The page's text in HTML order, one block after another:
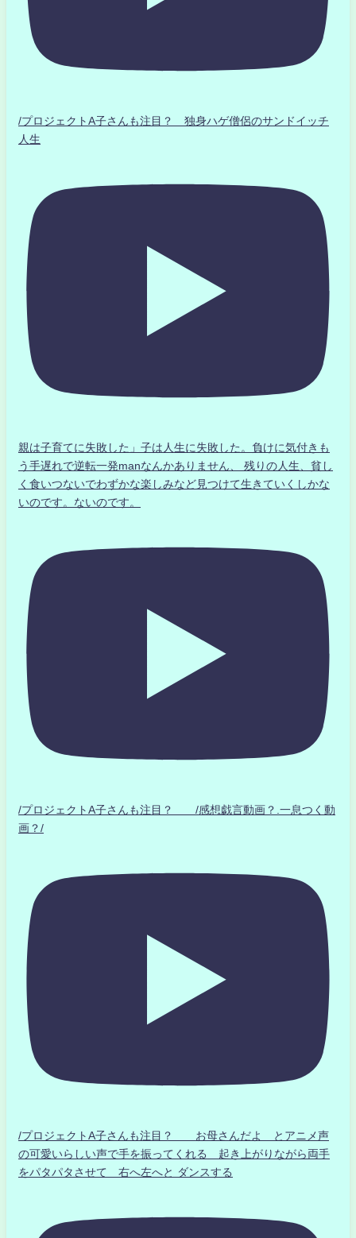
/プロジェクトA子さんも注目？ 独身ハゲ僧侶のサンドイッチ
人生
親は子育てに失敗した」子は人生に失敗した。負けに気付きも
う手遅れで逆転一発manなんかありません、 残りの人生、貧し
く食いつないでわずかな楽しみなど見つけて生きていくしかな
いのです。ないのです。
/プロジェクトA子さんも注目？ /感想戯言動画？.一息つく動
画？/
/プロジェクトA子さんも注目？ お母さんだよ とアニメ声
の可愛いらしい声で手を振ってくれる 起き上がりながら両手
をパタパタさせて 右へ左へと ダンスする